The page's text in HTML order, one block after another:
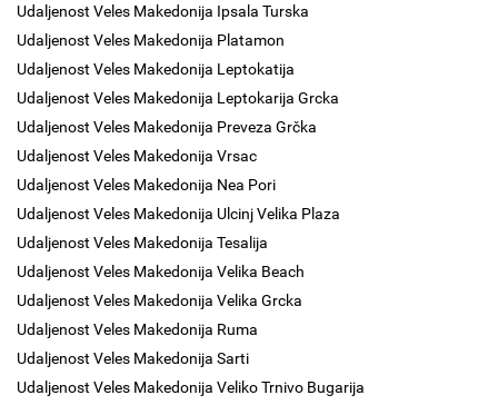
Udaljenost Veles Makedonija Ipsala Turska
Udaljenost Veles Makedonija Platamon
Udaljenost Veles Makedonija Leptokatija
Udaljenost Veles Makedonija Leptokarija Grcka
Udaljenost Veles Makedonija Preveza Grčka
Udaljenost Veles Makedonija Vrsac
Udaljenost Veles Makedonija Nea Pori
Udaljenost Veles Makedonija Ulcinj Velika Plaza
Udaljenost Veles Makedonija Tesalija
Udaljenost Veles Makedonija Velika Beach
Udaljenost Veles Makedonija Velika Grcka
Udaljenost Veles Makedonija Ruma
Udaljenost Veles Makedonija Sarti
Udaljenost Veles Makedonija Veliko Trnivo Bugarija